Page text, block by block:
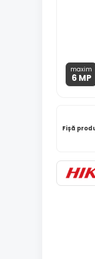
maxim
6 MP
Fișă